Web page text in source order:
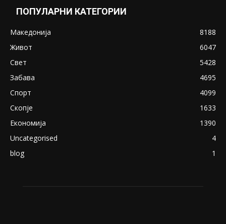
ПОПУЛАРНИ КАТЕГОРИИ
Македонија
8188
Живот
6047
Свет
5428
Забава
4695
Спорт
4099
Скопје
1633
Економија
1390
Uncategorised
4
blog
1